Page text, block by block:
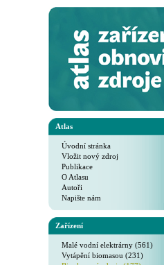
Atlas
Úvodní stránka
Vložit nový zdroj
Publikace
O Atlasu
Autoři
Napište nám
Zařízení
Malé vodní elektrárny (561)
Vytápění biomasou (231)